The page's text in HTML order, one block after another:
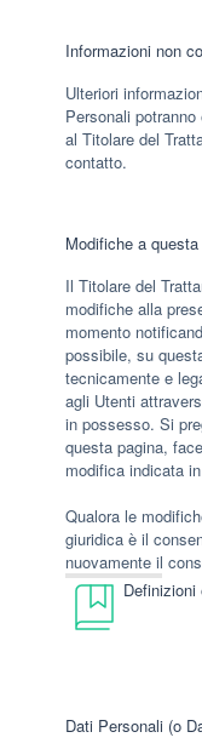
Informazioni non
Ulteriori
Personali
al Titolare del
contatto.
Modifiche a
Il Titolare del
modifiche alla
momento
possibile, su
tecnicamente e
agli Utenti
in possesso. Si
questa pagina,
modifica indicata
Qualora le
giuridica è il
nuovamente il
Dati Personali (o